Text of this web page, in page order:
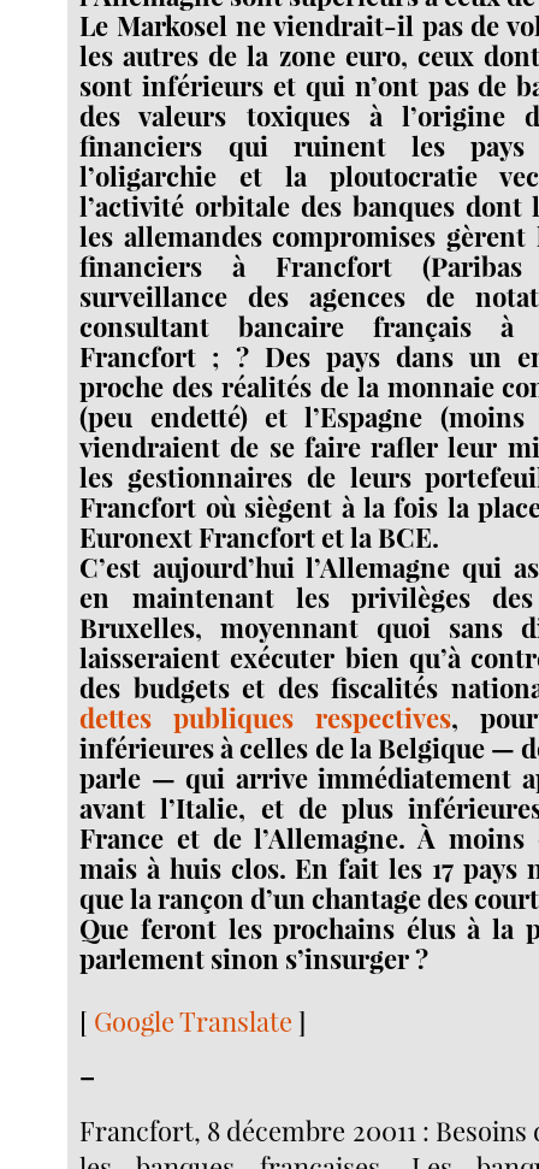
Le Markosel ne viendrait-il pas de
les autres de la zone euro, ceux
sont inférieurs et qui n’ont pas de
des valeurs toxiques à l’origine
financiers qui ruinent les
l’oligarchie et la ploutocratie
l’activité orbitale des banques dont
les allemandes compromises
financiers à Francfort
surveillance des agences de
consultant bancaire français
Francfort ; ? Des pays dans un
proche des réalités de la monnaie
(peu endetté) et l’Espagne
viendraient de se faire rafler leur
les gestionnaires de leurs
Francfort où siègent à la fois la
Euronext Francfort et la BCE.
C’est aujourd’hui l’Allemagne qui
en maintenant les privilèges
Bruxelles, moyennant quoi
laisseraient exécuter bien qu’à
des budgets et des fiscalités
dettes publiques respectives,
inférieures à celles de la Belgique —
parle — qui arrive immédiatement
avant l’Italie, et de plus
France et de l’Allemagne. À
mais à huis clos. En fait les 17 pays
que la rançon d’un chantage des
Que feront les prochains élus à la
parlement sinon s’insurger ?
[ Google Translate ]
–
Francfort, 8 décembre 20011 : Besoins